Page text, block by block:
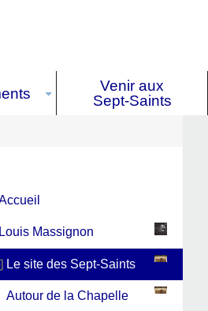
Venir aux
Sept-Saints
Louis Massignon
Le site des Sept-Saints
Autour de la Chapelle